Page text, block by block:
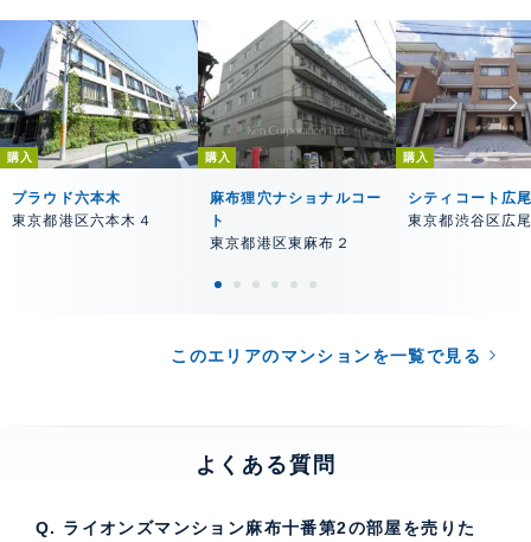
購入
プラウド六本木
東京都港区六本木４
購入
麻布狸穴ナショナルコー
ト
東京都港区東麻布２
購入
シティコート広
東京都渋谷区広
このエリアのマンションを一覧で見る
よくある質問
Q. ライオンズマンション麻布十番第2の部屋を売りた